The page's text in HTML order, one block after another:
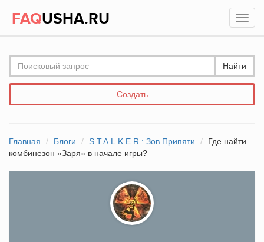
FAQUSHA.RU
Найти
Создать
Главная Блоги S.T.A.L.K.E.R.: Зов Припяти
Где найти
комбинезон «Заря» в начале игры?